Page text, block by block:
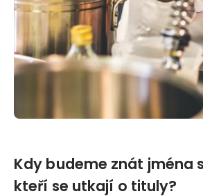
Kdy budeme znát jména
kteří se utkají o tituly?